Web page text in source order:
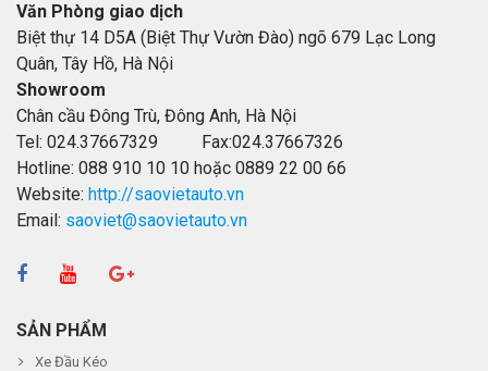
Văn Phòng giao dịch
Biệt thự 14 D5A (Biệt Thự Vườn Đào) ngõ 679 Lạc Long
Quân, Tây Hồ, Hà Nội
Showroom
Chân cầu Đông Trù, Đông Anh, Hà Nội
Tel: 024.37667329 Fax:024.37667326
Hotline: 088 910 10 10 hoặc 0889 22 00 66
Website: http://saovietauto.vn
Email: saoviet@saovietauto.vn
SẢN PHẨM
Xe Đầu Kéo